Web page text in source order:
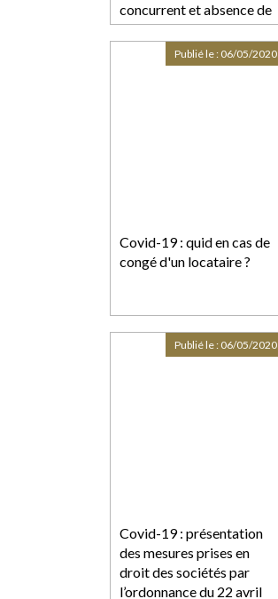
concurrent et absence de
preuves suffisantes pour
établir la véracité des
critiques
Covid-19 : quid en cas de
congé d'un locataire ?
Publié le : 06/05/2020
Covid-19 : présentation
des mesures prises en
droit des sociétés par
l’ordonnance du 22 avril
Publié le : 06/05/2020